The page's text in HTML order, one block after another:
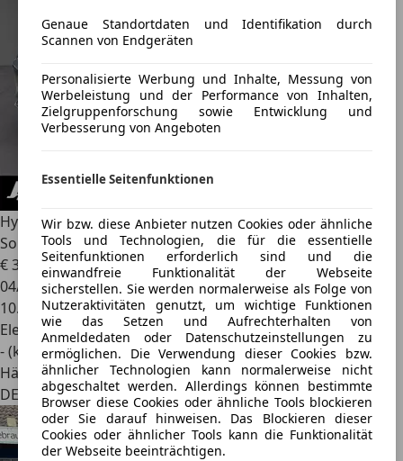
Genaue Standortdaten und Identifikation durch
Scannen von Endgeräten
Personalisierte Werbung und Inhalte, Messung von
Werbeleistung und der Performance von Inhalten,
Zielgruppenforschung sowie Entwicklung und
Verbesserung von Angeboten
Essentielle Seitenfunktionen
Wir bzw. diese Anbieter nutzen Cookies oder ähnliche
Tools und Technologien, die für die essentielle
Seitenfunktionen erforderlich sind und die
einwandfreie Funktionalität der Webseite
sicherstellen. Sie werden normalerweise als Folge von
Nutzeraktivitäten genutzt, um wichtige Funktionen
wie das Setzen und Aufrechterhalten von
Anmeldedaten oder Datenschutzeinstellungen zu
ermöglichen. Die Verwendung dieser Cookies bzw.
ähnlicher Technologien kann normalerweise nicht
abgeschaltet werden. Allerdings können bestimmte
Browser diese Cookies oder ähnliche Tools blockieren
oder Sie darauf hinweisen. Das Blockieren dieser
Cookies oder ähnlicher Tools kann die Funktionalität
der Webseite beeinträchtigen.
Hyundai IONIQ 5Uniq-Paket 4WD BOSE
Sound+Kam+ACC+Navi+
€ 33.9641
04/2023
10.249 km
Elektro
- (kWh/100 km)
Händler
DE 26135